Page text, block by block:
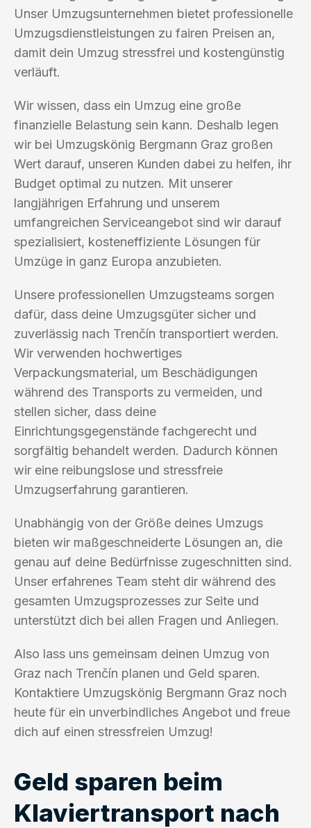
Unser Umzugsunternehmen bietet professionelle
Umzugsdienstleistungen zu fairen Preisen an,
damit dein Umzug stressfrei und kostengünstig
verläuft.
Wir wissen, dass ein Umzug eine große
finanzielle Belastung sein kann. Deshalb legen
wir bei Umzugskönig Bergmann Graz großen
Wert darauf, unseren Kunden dabei zu helfen, ihr
Budget optimal zu nutzen. Mit unserer
langjährigen Erfahrung und unserem
umfangreichen Serviceangebot sind wir darauf
spezialisiert, kosteneffiziente Lösungen für
Umzüge in ganz Europa anzubieten.
Unsere professionellen Umzugsteams sorgen
dafür, dass deine Umzugsgüter sicher und
zuverlässig nach Trenčín transportiert werden.
Wir verwenden hochwertiges
Verpackungsmaterial, um Beschädigungen
während des Transports zu vermeiden, und
stellen sicher, dass deine
Einrichtungsgegenstände fachgerecht und
sorgfältig behandelt werden. Dadurch können
wir eine reibungslose und stressfreie
Umzugserfahrung garantieren.
Unabhängig von der Größe deines Umzugs
bieten wir maßgeschneiderte Lösungen an, die
genau auf deine Bedürfnisse zugeschnitten sind.
Unser erfahrenes Team steht dir während des
gesamten Umzugsprozesses zur Seite und
unterstützt dich bei allen Fragen und Anliegen.
Also lass uns gemeinsam deinen Umzug von
Graz nach Trenčín planen und Geld sparen.
Kontaktiere Umzugskönig Bergmann Graz noch
heute für ein unverbindliches Angebot und freue
dich auf einen stressfreien Umzug!
Geld sparen beim
Klaviertransport nach